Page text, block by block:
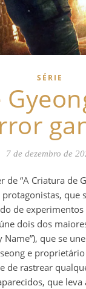
SÉRIE
7 de dezembro de
“A Criatura de
de
dois dos
Name”), que se
e
de rastrear
que